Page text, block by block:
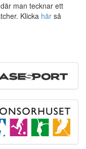
där man tecknar ett
Klicka här så